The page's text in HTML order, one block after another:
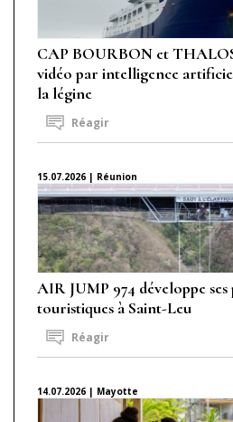
CAP BOURBON et
vidéo par intelligence
la légine
Réagir
15.07.2026 | Réunion
AIR JUMP 974 développe
touristiques à Saint-Leu
Réagir
14.07.2026 | Mayotte